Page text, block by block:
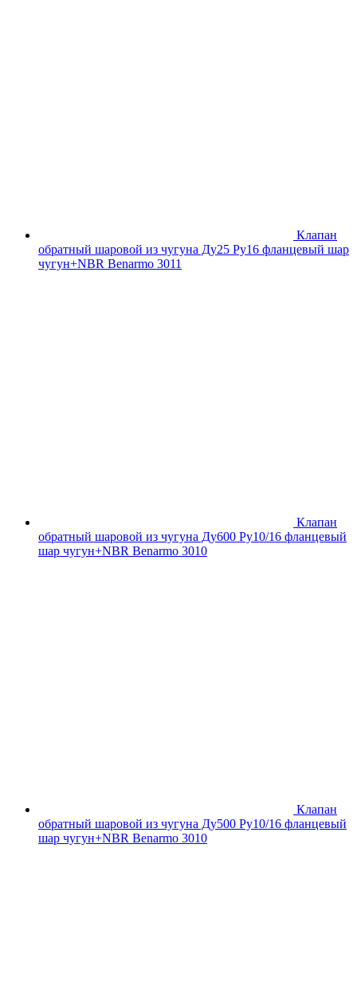
Клапан
обратный шаровой из чугуна Ду25 Ру16 фланцевый шар
чугун+NBR Benarmo 3011
Клапан
обратный шаровой из чугуна Ду600 Ру10/16 фланцевый
шар чугун+NBR Benarmo 3010
Клапан
обратный шаровой из чугуна Ду500 Ру10/16 фланцевый
шар чугун+NBR Benarmo 3010